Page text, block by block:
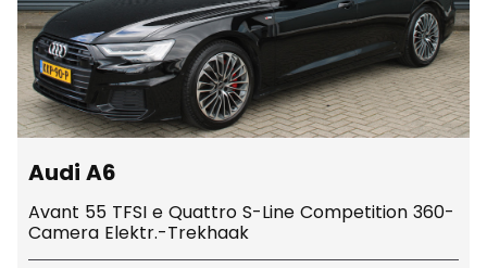
Audi A6
Avant 55 TFSI e Quattro S-Line Competition 360-
Camera Elektr.-Trekhaak